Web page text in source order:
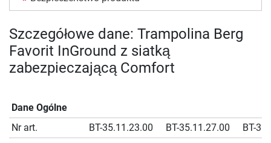
Szczegółowe dane: Trampolina Berg
Favorit InGround z siatką
zabezpieczającą Comfort
Dane Ogólne
Nr art.
BT-35.11.23.00 BT-35.11.27.00
BT-